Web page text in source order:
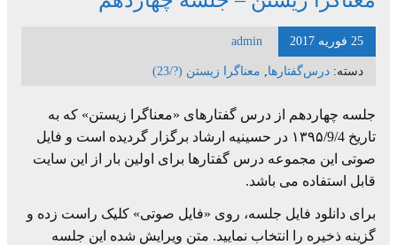
25 فوریه 2017 admin
دسته: درس‌گفتارها معناگرا زیستن (?/23)
جلسه چهاردهم از درس گفتارهای «معناگرا زیستن» که به
تاریخ ۱۳۹۵/9/4 در حسینیه ارشاد برگزار گردیده است و فایل
صوتی این مجموعه درس گفتارها برای اولین بار از این سایت
قابل استفاده می باشد.
برای دانلود فایل جلسه، روی «فایل صوتی» کلیک راست زده و
گزینه ذخیره را انتخاب نمایید. متن ویرایش شده این جلسه